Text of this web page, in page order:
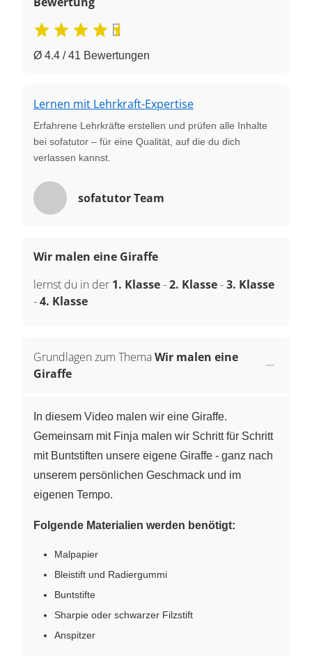
Ø 4.4 / 41 Bewertungen
Lernen mit Lehrkraft-Expertise
Erfahrene Lehrkräfte erstellen und prüfen alle Inhalte
bei sofatutor – für eine Qualität, auf die du dich
verlassen kannst.
sofatutor Team
Wir malen eine Giraffe
lernst du in der 1. Klasse-2. Klasse-3. Klasse
-4. Klasse
Grundlagen zum ThemaWir malen eine
Giraffe
In diesem Video malen wir eine Giraffe.
Gemeinsam mit Finja malen wir Schritt für Schritt
mit Buntstiften unsere eigene Giraffe - ganz nach
unserem persönlichen Geschmack und im
eigenen Tempo.
Folgende Materialien werden benötigt:
Malpapier
Bleistift und Radiergummi
Buntstifte
Sharpie oder schwarzer Filzstift
Anspitzer